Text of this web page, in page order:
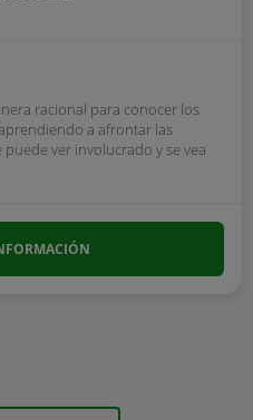
racional para conocer los
a afrontar las
ver involucrado y se vea